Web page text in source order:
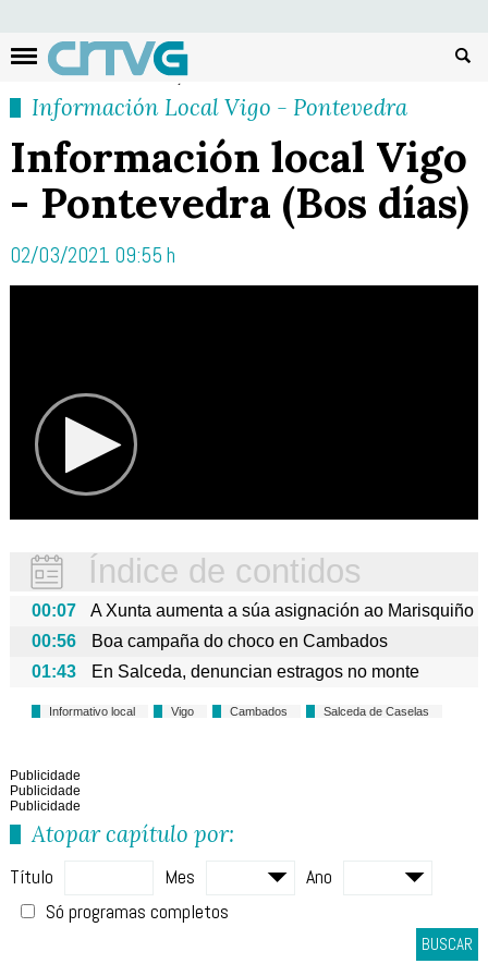
Información Local Vigo - Pontevedra
Información local Vigo
- Pontevedra (Bos días)
02/03/2021 09:55 h
Índice de contidos
00:07
A Xunta aumenta a súa asignación ao Marisquiño
00:56
Boa campaña do choco en Cambados
01:43
En Salceda, denuncian estragos no monte
Informativo local Vigo Cambados Salceda de Caselas
Publicidade
Publicidade
Publicidade
Atopar capítulo por:
Título Mes
Ano
Só programas completos
BUSCAR